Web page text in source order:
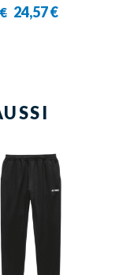
24,57 €